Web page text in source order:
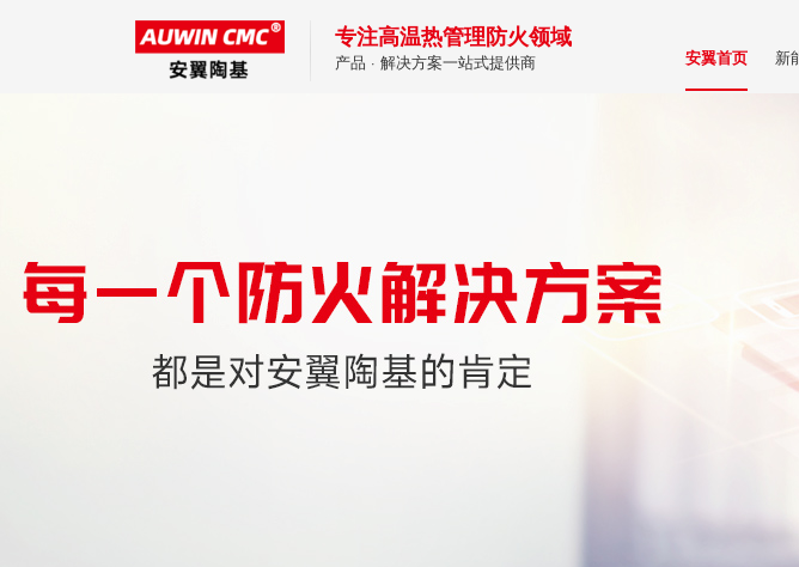
专注高温热管理防火领域
产品 · 解决方案一站式提供商 安翼首页 新